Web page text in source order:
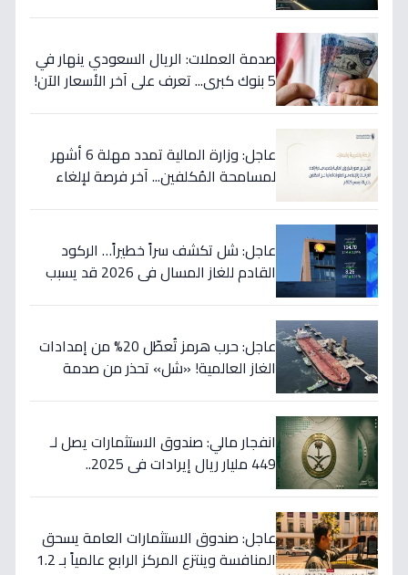
صدمة العملات: الريال السعودي ينهار في
5 بنوك كبرى... تعرف على آخر الأسعار الآن!
عاجل: وزارة المالية تمدد مهلة 6 أشهر
لمسامحة المُكلفين... آخر فرصة لإلغاء
عاجل: شل تكشف سراً خطيراً… الركود
القادم للغاز المسال في 2026 قد يسبب
عاجل: حرب هرمز تُعطّل 20% من إمدادات
الغاز العالمية! «شل» تحذر من صدمة
انفجار مالي: صندوق الاستثمارات يصل لـ
449 مليار ريال إيرادات في 2025..
عاجل: صندوق الاستثمارات العامة يسحق
المنافسة وينتزع المركز الرابع عالمياً بـ 1.2